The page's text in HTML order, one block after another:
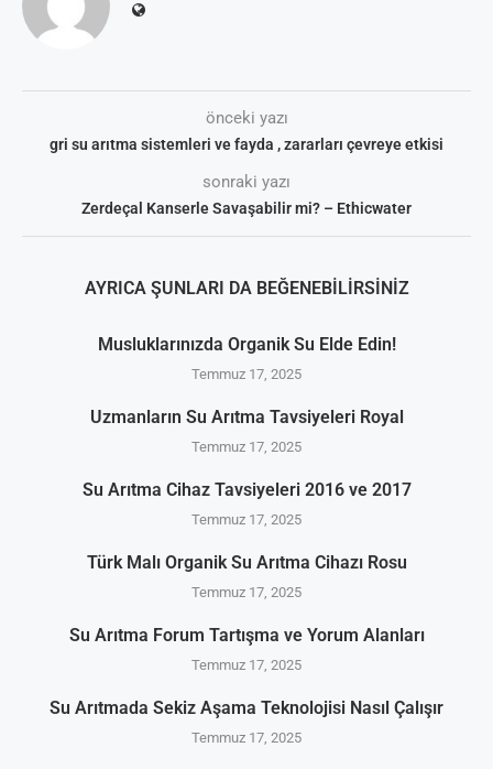
önceki yazı
gri su arıtma sistemleri ve fayda , zararları çevreye etkisi
sonraki yazı
Zerdeçal Kanserle Savaşabilir mi? – Ethicwater
AYRICA ŞUNLARI DA BEĞENEBILIRSINIZ
Musluklarınızda Organik Su Elde Edin!
Temmuz 17, 2025
Uzmanların Su Arıtma Tavsiyeleri Royal
Temmuz 17, 2025
Su Arıtma Cihaz Tavsiyeleri 2016 ve 2017
Temmuz 17, 2025
Türk Malı Organik Su Arıtma Cihazı Rosu
Temmuz 17, 2025
Su Arıtma Forum Tartışma ve Yorum Alanları
Temmuz 17, 2025
Su Arıtmada Sekiz Aşama Teknolojisi Nasıl Çalışır
Temmuz 17, 2025